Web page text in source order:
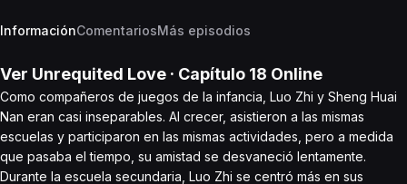
InformaciónComentariosMás episodios
Ver Unrequited Love · Capítulo 18 Online
Como compañeros de juegos de la infancia, Luo Zhi y Sheng Huai
Nan eran casi inseparables. Al crecer, asistieron a las mismas
escuelas y participaron en las mismas actividades, pero a medida
que pasaba el tiempo, su amistad se desvaneció lentamente.
Durante la escuela secundaria, Luo Zhi se centró más en sus